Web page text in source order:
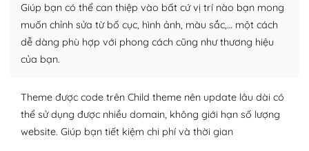
plugin của WordPress rất phong phú. Bạn có thể thỏa
thích chọn lựa plugin và themes phù hợp cho mục đích
lập website của mình.
– Dễ sử dụng
Với mọi Hosting bất kỳ thì WordPress đều có thể dễ
Giúp bạn có thể can thiệp vào bất cứ vị trí nào bạn mong
muốn chỉnh sửa từ bố cục, hình ảnh, màu sắc,… một cách
dễ dàng phù hợp với phong cách cũng như thương hiệu
của bạn.
Theme được code trên Child theme nên update lâu dài có
thể sử dụng được nhiều domain, không giới hạn số lượng
website. Giúp bạn tiết kiệm chi phí và thời gian